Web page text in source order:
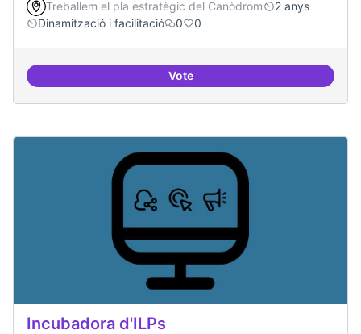
Treballem el pla estratègic del Canòdrom
2 anys
Dinamització i facilitació
0 0
VoteILP Drets Digitals
Incubadora d'ILPs